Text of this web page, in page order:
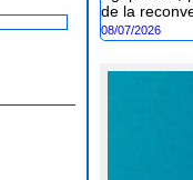
08/07/2026